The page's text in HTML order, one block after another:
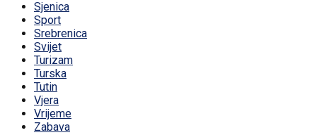
Sjenica
Sport
Srebrenica
Svijet
Turizam
Turska
Tutin
Vjera
Vrijeme
Zabava